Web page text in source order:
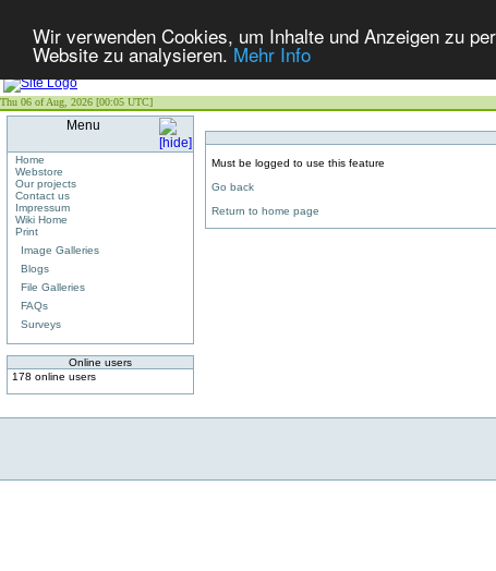
Wir verwenden Cookies, um Inhalte und Anzeigen zu
Website zu analysieren.Mehr Info
Thu 06 of Aug, 2026 [00:05 UTC]
Menu
Home
Webstore
Our projects
Contact us
Impressum
Wiki Home
Print
Image Galleries
Blogs
File Galleries
FAQs
Surveys
Online users
178 online users
Must be logged to use this feature
Go back
Return to home page